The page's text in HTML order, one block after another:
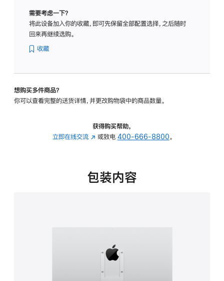
璃
转
的
需要考虑一下？
将此设备加入你的收藏，即可先保留全部配置选择，之后随时
回来再继续选购。
收藏
想购买多件商品？
你可以查看完整的送货详情，并更改购物袋中的商品数量。
获得购买帮助，
立即在线交流 (在
中
或致电 400-666-8800。
包装内容